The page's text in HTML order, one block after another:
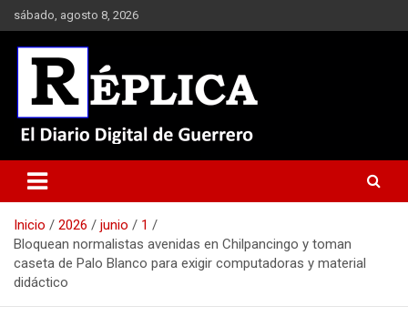
Saltar
al
contenido
sábado, agosto 8, 2026
Réplica
Inicio 2026 junio
1
Bloquean normalistas avenidas en Chilpancingo y toman
caseta de Palo Blanco para exigir computadoras y material
didáctico